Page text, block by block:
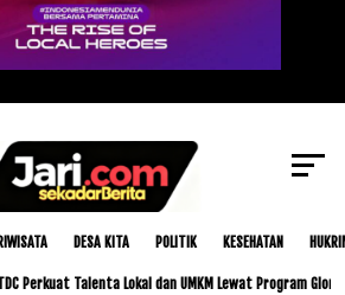
DESA KITA POLITIK KESEHATAN
Talenta Lokal dan UMKM Lewat Program Glorious Golo